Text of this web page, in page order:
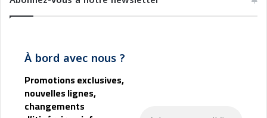
r
À bord avec nous ?
Promotions exclusives,
nouvelles lignes,
changements